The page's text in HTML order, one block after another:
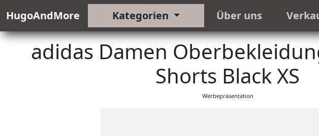
HugoAndMore Kategorien Über uns
adidas Damen
Shorts Black XS
Werbepräsentation